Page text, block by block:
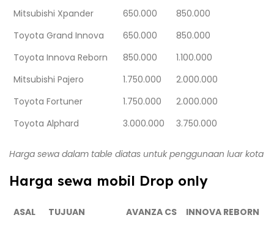
Mitsubishi Xpander
650.000
850.000
Toyota Grand Innova
650.000
850.000
Toyota Innova Reborn
850.000
1.100.000
Mitsubishi Pajero
1.750.000
2.000.000
Toyota Fortuner
1.750.000
2.000.000
Toyota Alphard
3.000.000 3.750.000
Harga sewa dalam table diatas untuk penggunaan luar kota
Harga sewa mobil Drop only
ASAL TUJUAN AVANZA CS
INNOVA REBORN